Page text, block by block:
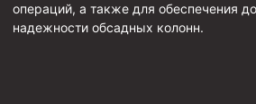
операций, а также для обеспечения
надежности обсадных колонн.